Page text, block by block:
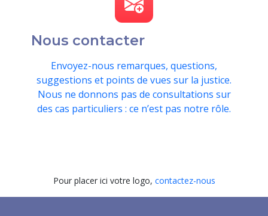
Nous contacter
Envoyez-nous remarques, questions,
suggestions et points de vues sur la justice.
Nous ne donnons pas de consultations sur
des cas particuliers : ce n’est pas notre rôle.
Pour placer ici votre logo, contactez-nous